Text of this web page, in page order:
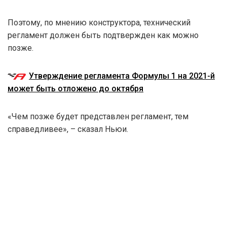
Поэтому, по мнению конструктора, технический
регламент должен быть подтвержден как можно
позже.
Утверждение регламента Формулы 1 на 2021-й
может быть отложено до октября
«Чем позже будет представлен регламент, тем
справедливее», – сказал Ньюи.